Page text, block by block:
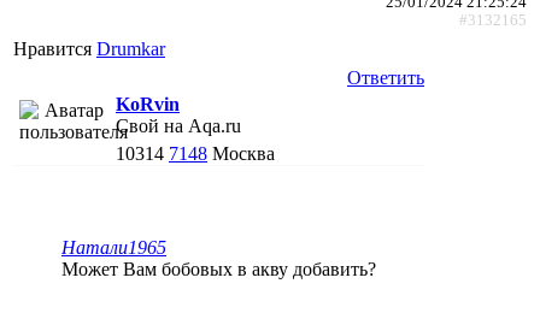
#3132165
Нравится Drumkar
Ответить
KoRvin
Свой на Aqa.ru
10314 7148 Москва
Натали1965
Может Вам бобовых в акву добавить?